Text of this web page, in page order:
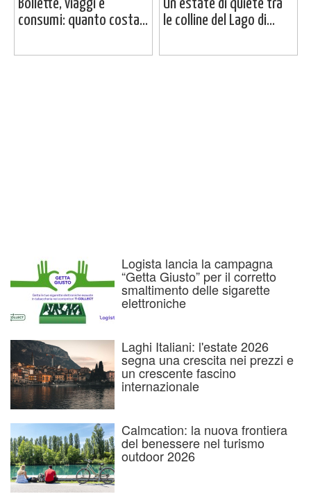
Bollette, viaggi e
consumi: quanto costa...
Un’estate di quiete tra
le colline del Lago di...
Logista lancia la campagna
“Getta Giusto” per il corretto
smaltimento delle sigarette
elettroniche
Laghi Italiani: l'estate 2026
segna una crescita nei prezzi e
un crescente fascino
internazionale
Calmcation: la nuova frontiera
del benessere nel turismo
outdoor 2026